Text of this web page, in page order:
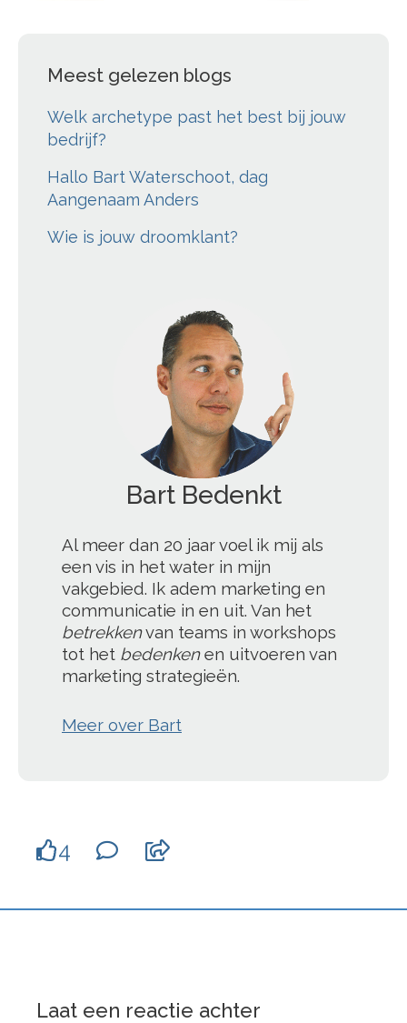
Meest gelezen blogs
Welk archetype past het best bij jouw
bedrijf?
Hallo Bart Waterschoot, dag
Aangenaam Anders
Wie is jouw droomklant?
';
Bart Bedenkt
Al meer dan 20 jaar voel ik mij als
een vis in het water in mijn
vakgebied. Ik adem marketing en
communicatie in en uit. Van het
betrekkenvan teams in workshops
tot het bedenkenen uitvoeren van
marketing strategieën.
Meer over Bart
4
Laat een reactie achter